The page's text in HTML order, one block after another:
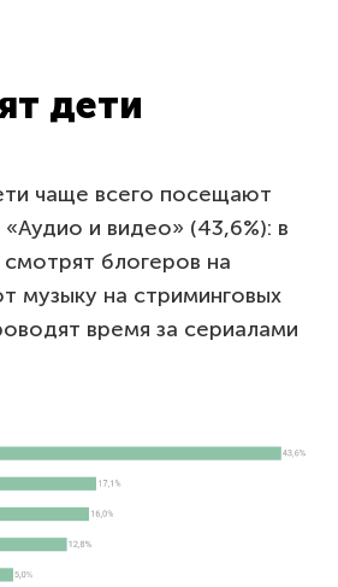
дети
чаще всего посещают
и видео» (43,6%): в
блогеров на
музыку на стриминговых
время за сериалами